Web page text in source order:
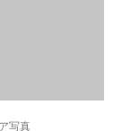
写真